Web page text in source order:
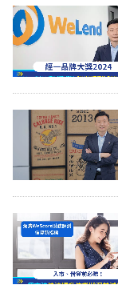
樓
市
理
商
業
科
技
職
場
生